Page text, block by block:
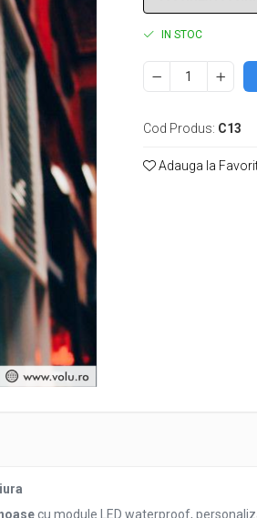
IN STOC
Cod Produs: C13
Adauga la
cu module LED waterproof,